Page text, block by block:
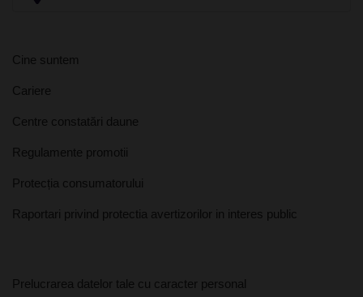
Cine suntem
Cariere
Centre constatări daune
Regulamente promotii
Protecția consumatorului
Raportari privind protectia avertizorilor in interes public
Prelucrarea datelor tale cu caracter personal